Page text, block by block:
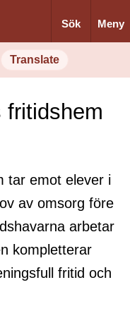
Sök Meny
Translate
fritidshem
tar emot elever i
av omsorg före
arbetar
kompletterar
fritid och